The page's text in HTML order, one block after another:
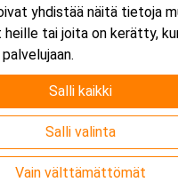
yhdistää näitä tietoja
tai joita on kerätty,
Salli kaikki
Salli valinta
Vain välttämättömät